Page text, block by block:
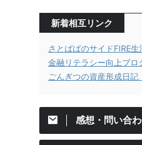
新着相互リンク
さとぱぱのサイドFIRE生
金融リテラシー向上ブロ
ごんぎつの資産形成日記
感想・問い合